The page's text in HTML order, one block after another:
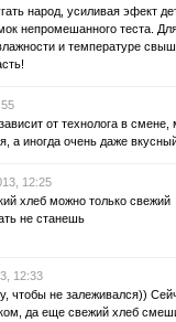
народ, усиливая эфект
непромешанного теста.
и температуре
от технолога в
а иногда очень даже
12:25
хлеб можно только свежий
не станешь
12:33
чтобы не залеживался))
да еще свежий хлеб